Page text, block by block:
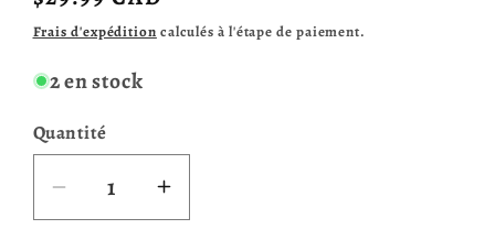
habituel
Frais d'expédition calculés à l'étape de paiement.
2 en stock
Quantité
Réduire
la
Augmenter
la